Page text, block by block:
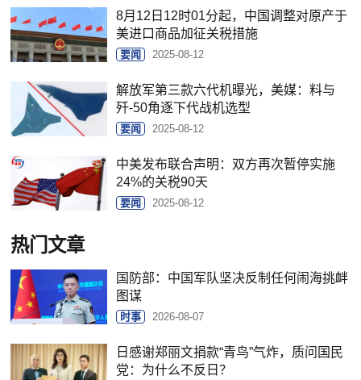
8月12日12时01分起，中国调整对原产于
美进口商品加征关税措施
要闻 2025-08-12
解放军第三款六代机曝光，美媒：料与
歼-50角逐下代战机选型
要闻 2025-08-12
中美发布联合声明：双方再次暂停实施
24%的关税90天
要闻 2025-08-12
热门文章
国防部：中国军队坚决反制任何闹海挑衅
图谋
时事 2026-08-07
日感谢郑丽文捐款“青鸟”气炸，质问国民
党：为什么不反日？